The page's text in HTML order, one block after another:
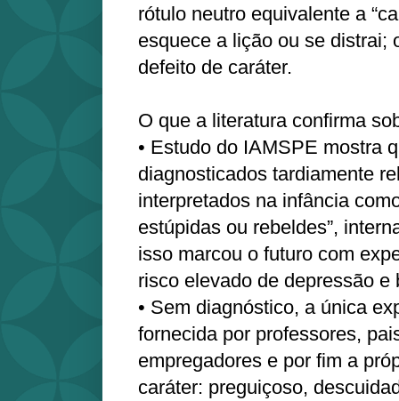
rótulo neutro equivalente a
esquece a lição ou se distrai;
defeito de caráter.
O que a literatura confirma
• Estudo do IAMSPE mostra
diagnosticados tardiamente
interpretados na infância
estúpidas ou rebeldes”,
isso marcou o futuro com
risco elevado de depressão e
• Sem diagnóstico, a única
fornecida por professores,
empregadores e por fim a
caráter: preguiçoso,